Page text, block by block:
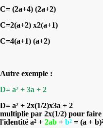
C= (2a+4) (2a+2)
C=2(a+2) x2(a+1)
C=4(a+1) (a+2)
Autre exemple :
D= a² + 3a + 2
D= a² + 2x(1/2)x3a +
multiplie par 2x(1/2) pour faire
l'identité a² + 2ab + b² = (a +